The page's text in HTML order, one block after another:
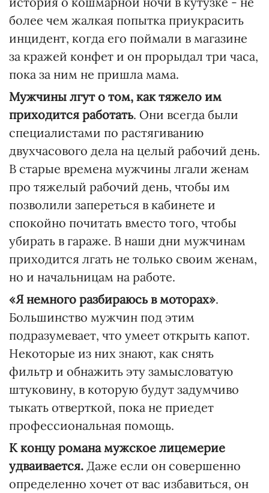
более чем жалкая попытка приукрасить
инцидент, когда его поймали в магазине
за кражей конфет и он прорыдал три часа,
пока за ним не пришла мама.
Мужчины лгут о том, как тяжело им
приходится работать. Они всегда были
специалистами по растягиванию
двухчасового дела на целый рабочий день.
В старые времена мужчины лгали женам
про тяжелый рабочий день, чтобы им
позволили запереться в кабинете и
спокойно почитать вместо того, чтобы
убирать в гараже. В наши дни мужчинам
приходится лгать не только своим женам,
но и начальницам на работе.
«Я немного разбираюсь в моторах».
Большинство мужчин под этим
подразумевает, что умеет открыть капот.
Некоторые из них знают, как снять
фильтр и обнажить эту замысловатую
штуковину, в которую будут задумчиво
тыкать отверткой, пока не приедет
профессиональная помощь.
К концу романа мужское лицемерие
удваивается. Даже если он совершенно
определенно хочет от вас избавиться, он